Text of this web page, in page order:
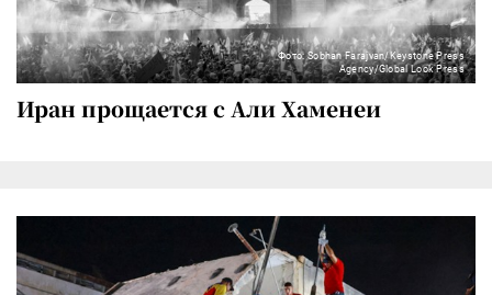
Фото: Sobhan Farajvan/Keystone Press
Agency/Global Look Press
Иран прощается с Али Хаменеи